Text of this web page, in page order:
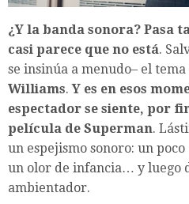
¿Y la banda sonora? Pasa
casi parece que no está.
se insinúa a menudo– el
Williams.Y es en esos
espectador se siente, por
película de Superman.
un espejismo sonoro: un
un olor de infancia… y luego
ambientador.